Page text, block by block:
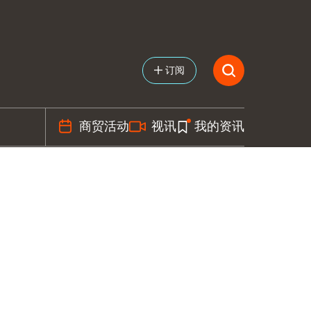
订阅
商贸活动 视讯 我的资讯